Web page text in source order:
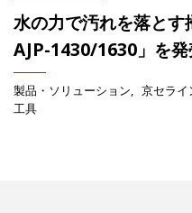
水の力で汚れを落と
AJP-1430/1630」を
製品・ソリューション 京セラ
工具